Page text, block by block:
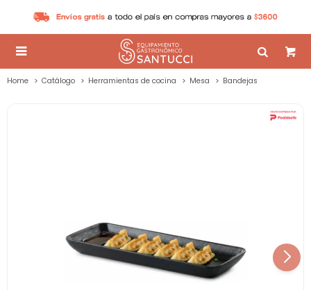

Home Catálogo Herramientas de cocina Mesa Bandejas